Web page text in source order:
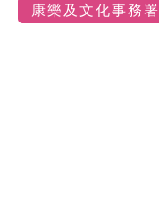
康樂及文化事務署